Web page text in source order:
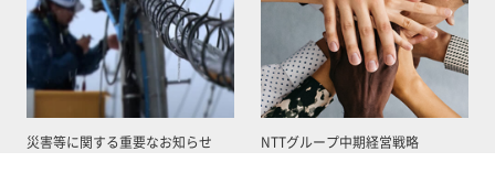
災害等に関する重要なお知らせ NTTグループ中期経営戦略